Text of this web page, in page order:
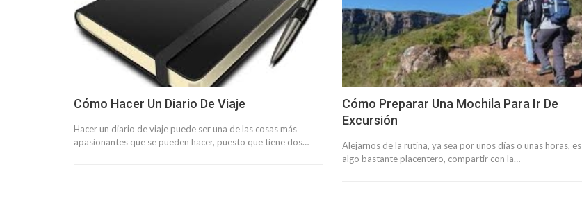
Cómo Hacer Un Diario De Viaje
Hacer un diario de viaje puede ser una de las cosas más
apasionantes que se pueden hacer, puesto que tiene dos…
Cómo Preparar Una Mochila Para Ir De
Excursión
Alejarnos de la rutina, ya sea por unos días o unas horas, es
algo bastante placentero, compartir con la…